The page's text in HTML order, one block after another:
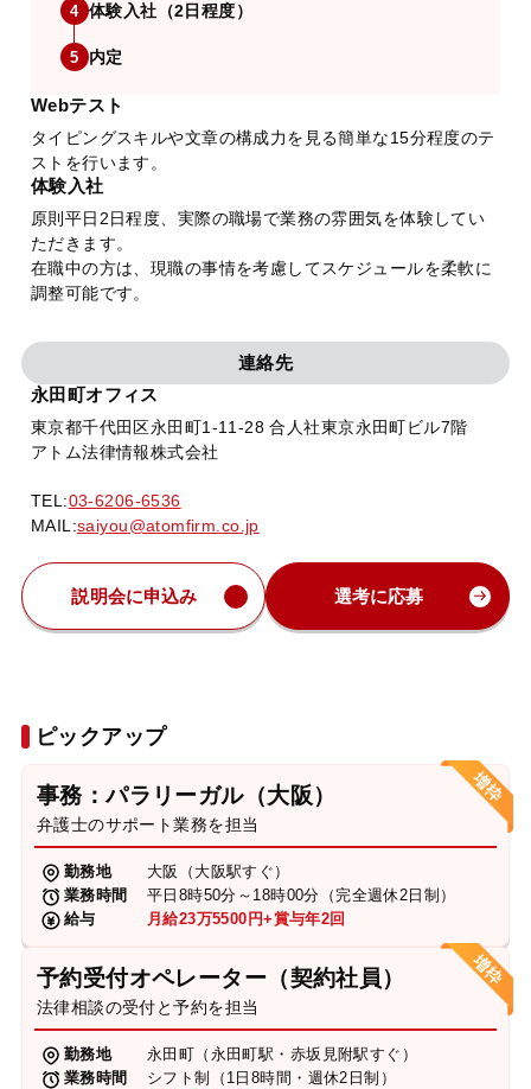
4 体験入社（2日程度）
5 内定
Webテスト
タイピングスキルや文章の構成力を見る簡単な15分程度のテ
ストを行います。
体験入社
原則平日2日程度、実際の職場で業務の雰囲気を体験してい
ただきます。
在職中の方は、現職の事情を考慮してスケジュールを柔軟に
調整可能です。
連絡先
永田町オフィス
東京都千代田区永田町1-11-28 合人社東京永田町ビル7階
アトム法律情報株式会社
TEL:03-6206-6536
MAIL:saiyou@atomfirm.co.jp
説明会に申込み 選考に応募
ピックアップ
事務：パラリーガル（大阪）
弁護士のサポート業務を担当
勤務地
大阪（大阪駅すぐ）
業務時間
平日8時50分～18時00分（完全週休2日制）
給与
月給23万5500円+賞与年2回
予約受付オペレーター（契約社員）
法律相談の受付と予約を担当
勤務地
永田町（永田町駅・赤坂見附駅すぐ）
業務時間
シフト制（1日8時間・週休2日制）